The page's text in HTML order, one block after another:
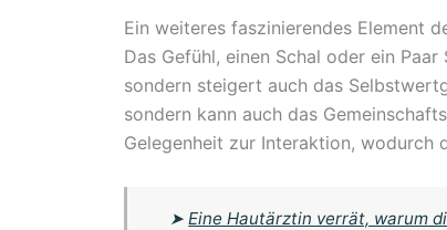
Ein weiteres faszinierendes Element
Das Gefühl, einen Schal oder ein
sondern steigert auch das
sondern kann auch das
Gelegenheit zur Interaktion, wodurch
➤Eine Hautärztin verrät, warum